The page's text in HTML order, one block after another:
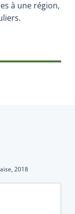
à une région,
2018